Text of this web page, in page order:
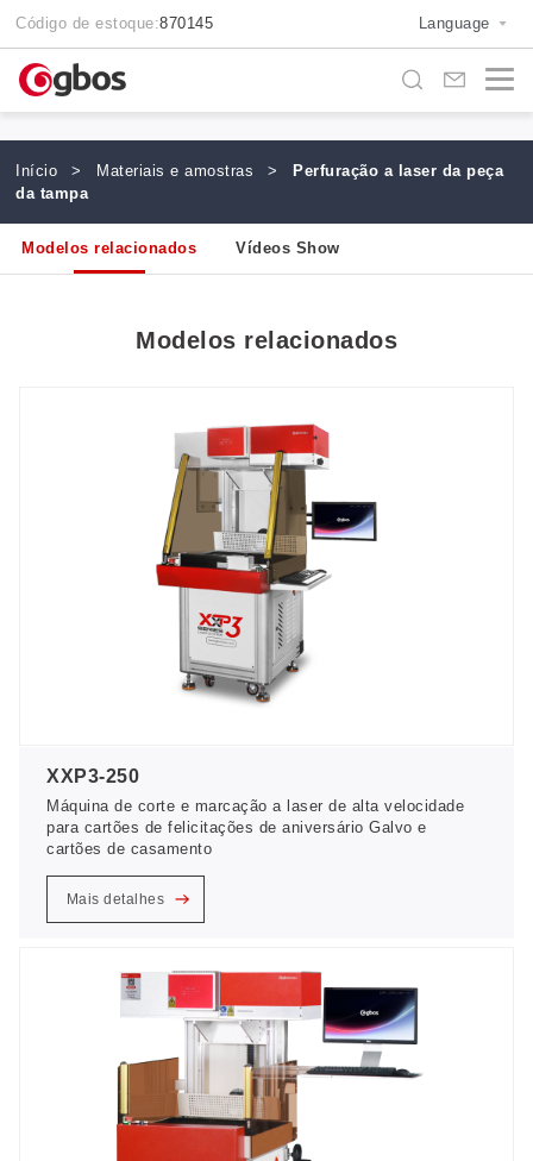
Código de estoque:870145 Language
Início > Materiais e amostras >
Perfuração a laser da peça
da tampa
Modelos relacionados Vídeos Show
Modelos relacionados
XXP3-250
Máquina de corte e marcação a laser de alta velocidade
para cartões de felicitações de aniversário Galvo e
cartões de casamento
Mais detalhes